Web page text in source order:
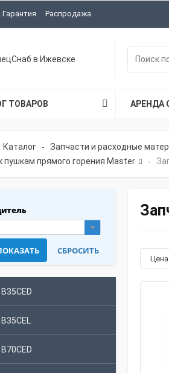
Гарантия Распродажа
ТОВАРОВ АРЕНДА
Каталог -
Запчасти и расходные
пушкам прямого горения Master
-